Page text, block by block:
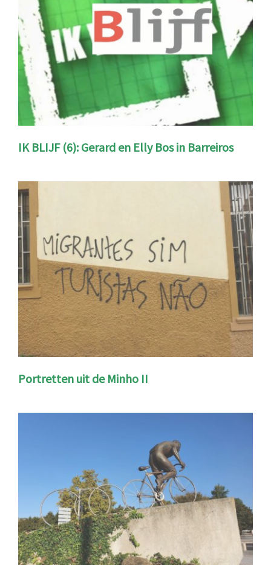
IK BLIJF (6): Gerard en Elly Bos in Barreiros
Portretten uit de Minho II